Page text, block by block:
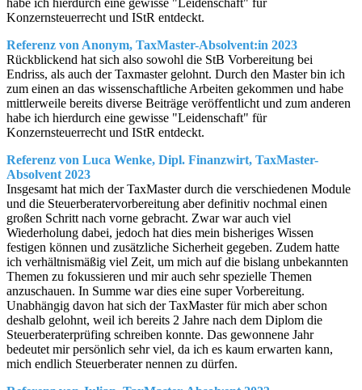
Konzernsteuerrecht und IStR entdeckt.
Referenz von Anonym, TaxMaster-Absolvent:in 2023
Rückblickend hat sich also sowohl die StB Vorbereitung bei
Endriss, als auch der Taxmaster gelohnt. Durch den Master bin ich
zum einen an das wissenschaftliche Arbeiten gekommen und habe
mittlerweile bereits diverse Beiträge veröffentlicht und zum anderen
habe ich hierdurch eine gewisse "Leidenschaft" für
Konzernsteuerrecht und IStR entdeckt.
Referenz von Luca Wenke, Dipl. Finanzwirt, TaxMaster-
Absolvent 2023
Insgesamt hat mich der TaxMaster durch die verschiedenen Module
und die Steuerberatervorbereitung aber definitiv nochmal einen
großen Schritt nach vorne gebracht. Zwar war auch viel
Wiederholung dabei, jedoch hat dies mein bisheriges Wissen
festigen können und zusätzliche Sicherheit gegeben. Zudem hatte
ich verhältnismäßig viel Zeit, um mich auf die bislang unbekannten
Themen zu fokussieren und mir auch sehr spezielle Themen
anzuschauen. In Summe war dies eine super Vorbereitung.
Unabhängig davon hat sich der TaxMaster für mich aber schon
deshalb gelohnt, weil ich bereits 2 Jahre nach dem Diplom die
Steuerberaterprüfing schreiben konnte. Das gewonnene Jahr
bedeutet mir persönlich sehr viel, da ich es kaum erwarten kann,
mich endlich Steuerberater nennen zu dürfen.